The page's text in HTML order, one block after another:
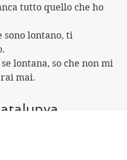
tutto quello che ho
sono lontano, ti
lontana, so che non mi
mai.